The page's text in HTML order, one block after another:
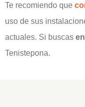
Te recomiendo que
uso de sus
actuales. Si buscas
Tenistepona.